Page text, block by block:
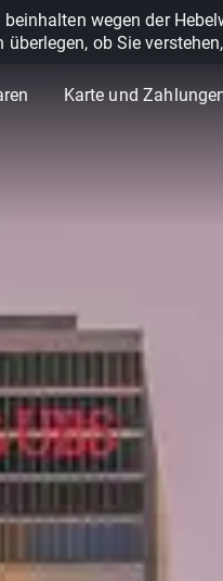
wegen der
überlegen, ob Sie
Karte und